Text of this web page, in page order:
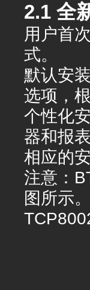
2.1 全
用户首
式。
默认安
选项，
个性化
器和报
相应的
注意：
图所示